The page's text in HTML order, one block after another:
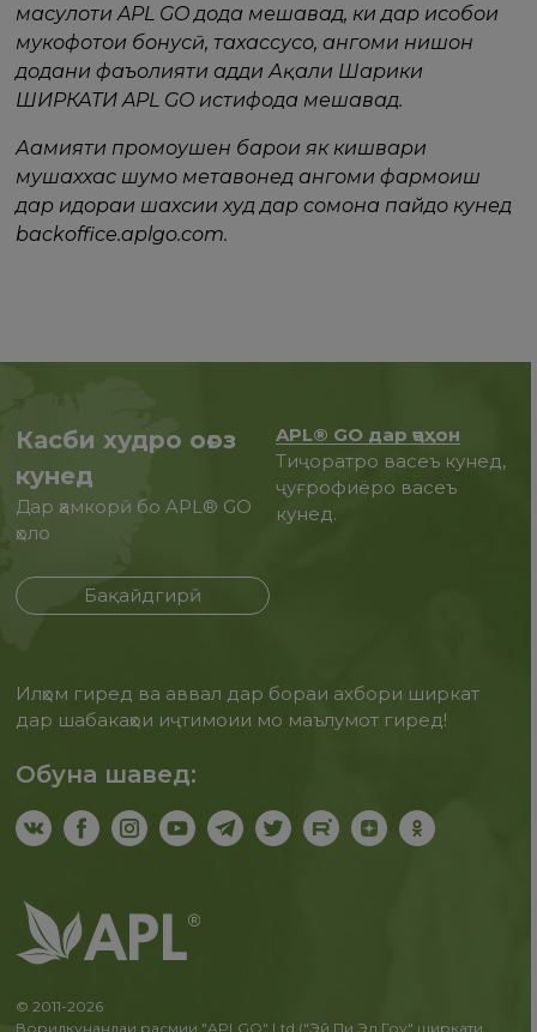
маҳсулоти APL GO дода мешавад, ки дар ҳисобҳои
мукофотҳои бонусӣ, тахассусҳо, ҳангоми нишон
додани фаъолияти ҳадди Ақали Шарики
ШИРКАТИ APL GO истифода мешавад.
Аҳамияти промоушен барои як кишвари
мушаххас шумо метавонед ҳангоми фармоиш
дар идораи шахсии худ дар сомона пайдо кунед
backoffice.aplgo.com.
Касби худро оғоз
кунед
Дар ҳамкорӣ бо APL® GO
ҳоло
Бақайдгирӣ
APL® GO дар ҷаҳон
Тиҷоратро васеъ кунед,
ҷуғрофиёро васеъ
кунед.
Илҳом гиред ва аввал дар бораи ахбори ширкат
дар шабакаҳои иҷтимоии мо маълумот гиред!
Обуна шавед:
© 2011-2026
Воридкунандаи расмии "APLGO" Ltd ("Эй Пи Эл Гоу" ширкати